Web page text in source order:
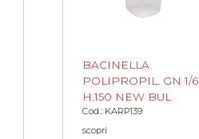
BACINELLA
POLIPROPIL. GN 1/6
H.150 NEW BUL
Cod.: KARP139
scopri